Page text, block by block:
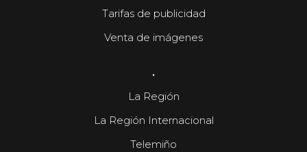
Tarifas de publicidad
Venta de imágenes
.
La Región
La Región Internacional
Telemiño